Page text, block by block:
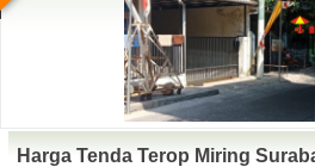
Harga Tenda Terop Miring